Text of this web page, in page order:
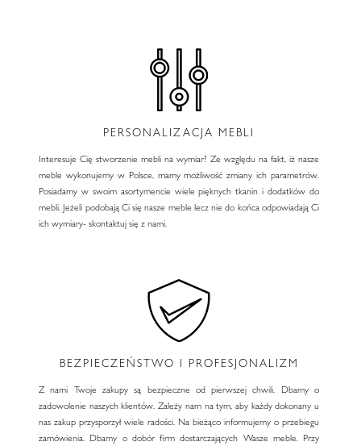
PERSONALIZACJA MEBLI
Interesuje Cię stworzenie mebli na wymiar? Ze względu na fakt, iż nasze
meble wykonujemy w Polsce, mamy możliwość zmiany ich parametrów.
Posiadamy w swoim asortymencie wiele pięknych tkanin i dodatków do
mebli. Jeżeli podobają Ci się nasze meble lecz nie do końca odpowiadają Ci
ich wymiary- skontaktuj się z nami.
BEZPIECZEŃSTWO I PROFESJONALIZM
Z nami Twoje zakupy są bezpieczne od pierwszej chwili. Dbamy o
zadowolenie naszych klientów. Zależy nam na tym, aby każdy dokonany u
nas zakup przysporzył wiele radości. Na bieżąco informujemy o przebiegu
zamówienia. Dbamy o dobór firm dostarczających Wasze meble. Przy